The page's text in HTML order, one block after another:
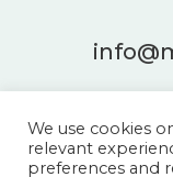
We use cookies
relevant
preferences and